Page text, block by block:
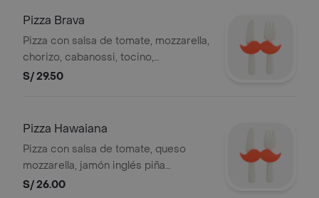
Pizza Brava
Pizza con salsa de tomate, mozzarella,
chorizo, cabanossi, tocino,
champiñones, carne molida,
S/ 29.50
Pizza Hawaiana
Pizza con salsa de tomate, queso
mozzarella, jamón inglés piña
aceitunas y pimiento, 4 slices
S/ 26.00